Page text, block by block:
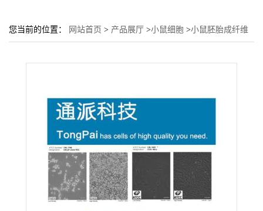
您当前的位置： 网站首页 > 产品展厅 >小鼠细胞 >小鼠胚胎成纤维